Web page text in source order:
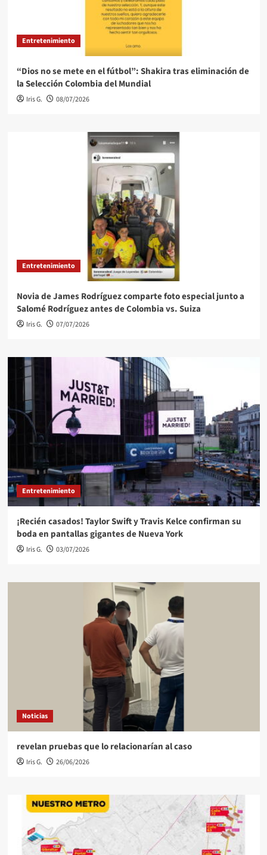
Entretenimiento
“Dios no se mete en el fútbol”: Shakira tras eliminación de
la Selección Colombia del Mundial
Iris G. 08/07/2026
Entretenimiento
Novia de James Rodríguez comparte foto especial junto a
Salomé Rodríguez antes de Colombia vs. Suiza
Iris G. 07/07/2026
Entretenimiento
¡Recién casados! Taylor Swift y Travis Kelce confirman su
boda en pantallas gigantes de Nueva York
Iris G. 03/07/2026
Noticias
revelan pruebas que lo relacionarían al caso
Iris G. 26/06/2026